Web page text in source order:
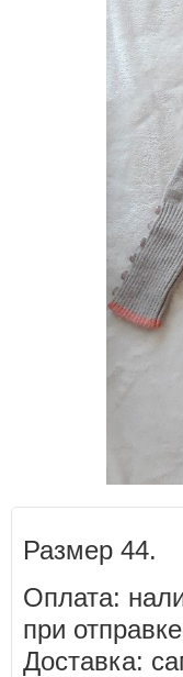
Размер 44.
Оплата:
при
Доставка: